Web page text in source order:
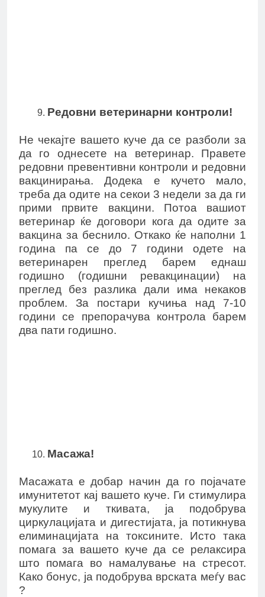
Редовни ветеринарни контроли!
Не чекајте вашето куче да се разболи за
да го однесете на ветеринар. Правете
редовни превентивни контроли и редовни
вакцинирања. Додека е кучето мало,
треба да одите на секои 3 недели за да ги
прими првите вакцини. Потоа вашиот
ветеринар ќе договори кога да одите за
вакцина за беснило. Откако ќе наполни 1
година па се до 7 години одете на
ветеринарен преглед барем еднаш
годишно (годишни ревакцинации) на
преглед без разлика дали има некаков
проблем. За постари кучиња над 7-10
години се препорачува контрола барем
два пати годишно.
Масажа!
Масажата е добар начин да го појачате
имунитетот кај вашето куче. Ги стимулира
мукулите и ткивата, ја подобрува
циркулацијата и дигестијата, ја потикнува
елиминацијата на токсините. Исто така
помага за вашето куче да се релаксира
што помага во намалување на стресот.
Како бонус, ја подобрува врската меѓу вас
?